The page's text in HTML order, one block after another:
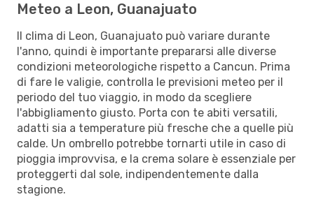
Meteo a Leon, Guanajuato
Il clima di Leon, Guanajuato può variare durante
l'anno, quindi è importante prepararsi alle diverse
condizioni meteorologiche rispetto a Cancun. Prima
di fare le valigie, controlla le previsioni meteo per il
periodo del tuo viaggio, in modo da scegliere
l'abbigliamento giusto. Porta con te abiti versatili,
adatti sia a temperature più fresche che a quelle più
calde. Un ombrello potrebbe tornarti utile in caso di
pioggia improvvisa, e la crema solare è essenziale per
proteggerti dal sole, indipendentemente dalla
stagione.